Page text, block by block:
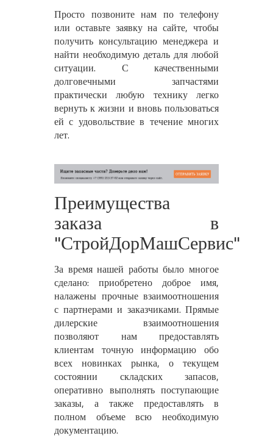
Просто позвоните нам по телефону
или оставьте заявку на сайте, чтобы
получить консультацию менеджера и
найти необходимую деталь для любой
ситуации. С качественными
долговечными запчастями
практически любую технику легко
вернуть к жизни и вновь пользоваться
ей с удовольствие в течение многих
лет.
Преимущества
заказа в
"СтройДорМашСервис"
За время нашей работы было многое
сделано: приобретено доброе имя,
налажены прочные взаимоотношения
с партнерами и заказчиками. Прямые
дилерские взаимоотношения
позволяют нам предоставлять
клиентам точную информацию обо
всех новинках рынка, о текущем
состоянии складских запасов,
оперативно выполнять поступающие
заказы, а также предоставлять в
полном объеме всю необходимую
документацию.